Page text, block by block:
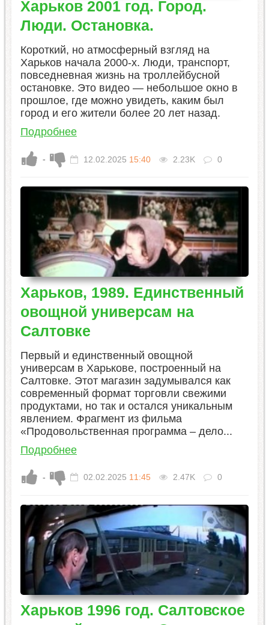
Харьков 2001 год. Город.
Люди. Остановка.
Короткий, но атмосферный взгляд на
Харьков начала 2000-х. Люди, транспорт,
повседневная жизнь на троллейбусной
остановке. Это видео — небольшое окно в
прошлое, где можно увидеть, каким был
город и его жители более 20 лет назад.
Подробнее
- 12.02.2025 15:40 2.23K 0
Харьков, 1989. Единственный
овощной универсам на
Салтовке
Первый и единственный овощной
универсам в Харькове, построенный на
Салтовке. Этот магазин задумывался как
современный формат торговли свежими
продуктами, но так и остался уникальным
явлением. Фрагмент из фильма
«Продовольственная программа – дело...
Подробнее
- 02.02.2025 11:45 2.47K 0
Харьков 1996 год. Салтовское